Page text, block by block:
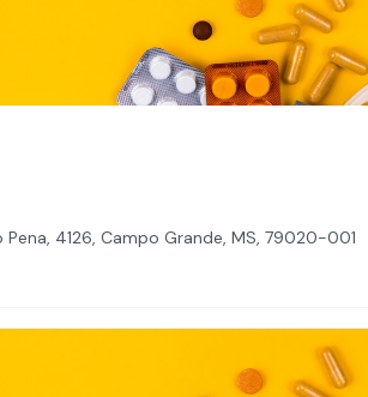
Pena, 4126, Campo Grande, MS, 79020-001